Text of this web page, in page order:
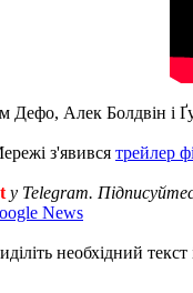
Дефо, Алек Болдвін
з'явився трейлер
у Telegram.
News
необхідний